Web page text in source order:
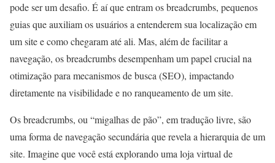
pode ser um desafio. É aí que entram os breadcrumbs, pequenos
guias que auxiliam os usuários a entenderem sua localização em
um site e como chegaram até ali. Mas, além de facilitar a
navegação, os breadcrumbs desempenham um papel crucial na
otimização para mecanismos de busca (SEO), impactando
diretamente na visibilidade e no ranqueamento de um site.
Os breadcrumbs, ou “migalhas de pão”, em tradução livre, são
uma forma de navegação secundária que revela a hierarquia de um
site. Imagine que você está explorando uma loja virtual de